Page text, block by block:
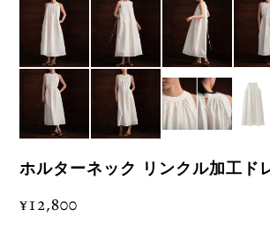
ホルターネック リンクル加工ド
¥12,800